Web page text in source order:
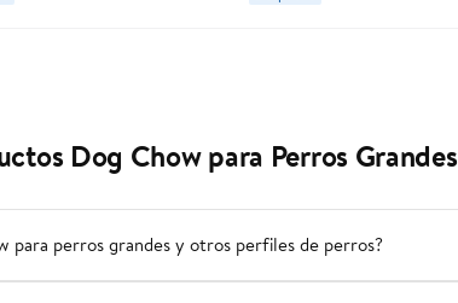
Dog Chow para Perros Grandes
para perros grandes y otros perfiles de perros?